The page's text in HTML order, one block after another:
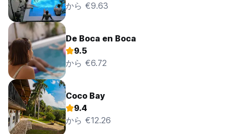
から €9.63
De Boca en Boca
9.5
から €6.72
Coco Bay
9.4
から €12.26